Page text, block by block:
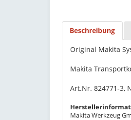
Beschreibung
Original Makita
Makita
Art.Nr. 824771-3,
Makita Werkzeug